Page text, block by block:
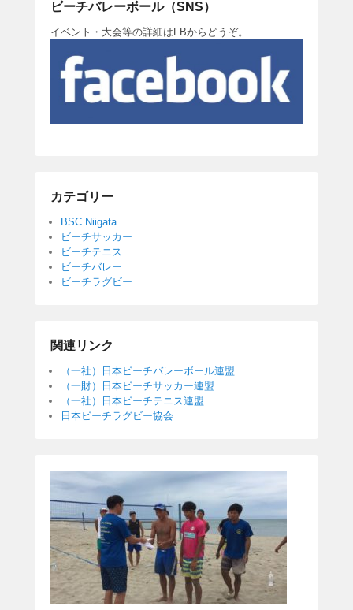
o
o
k
ビーチバレーボール（SNS）
イベント・大会等の詳細はFBからどうぞ。
カテゴリー
BSC Niigata
ビーチサッカー
ビーチテニス
ビーチバレー
ビーチラグビー
関連リンク
（一社）日本ビーチバレーボール連盟
（一財）日本ビーチサッカー連盟
（一社）日本ビーチテニス連盟
日本ビーチラグビー協会